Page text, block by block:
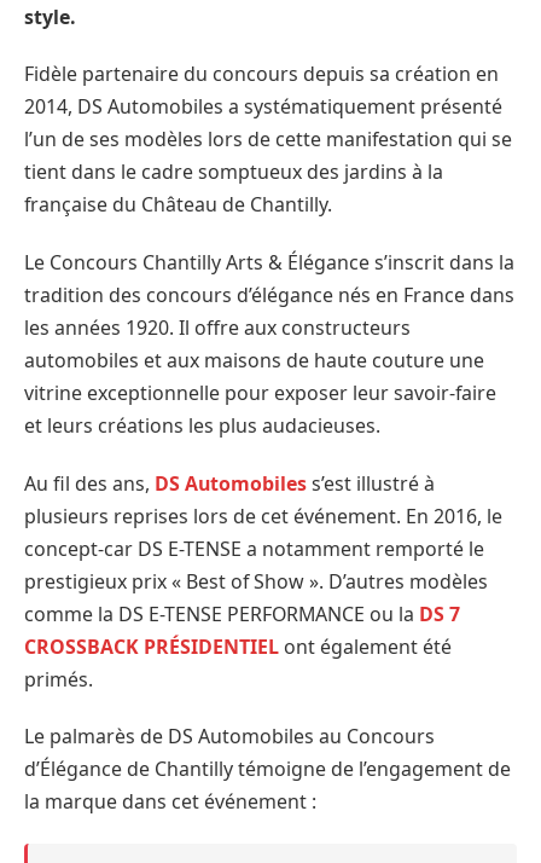
style.
Fidèle partenaire du concours depuis sa création en
2014, DS Automobiles a systématiquement présenté
l’un de ses modèles lors de cette manifestation qui se
tient dans le cadre somptueux des jardins à la
française du Château de Chantilly.
Le Concours Chantilly Arts & Élégance s’inscrit dans la
tradition des concours d’élégance nés en France dans
les années 1920. Il offre aux constructeurs
automobiles et aux maisons de haute couture une
vitrine exceptionnelle pour exposer leur savoir-faire
et leurs créations les plus audacieuses.
Au fil des ans, DS Automobiless’est illustré à
plusieurs reprises lors de cet événement. En 2016, le
concept-car DS E-TENSE a notamment remporté le
prestigieux prix « Best of Show ». D’autres modèles
comme la DS E-TENSE PERFORMANCE ou la DS 7
CROSSBACK PRÉSIDENTIEL ont également été
primés.
Le palmarès de DS Automobiles au Concours
d’Élégance de Chantilly témoigne de l’engagement de
la marque dans cet événement :